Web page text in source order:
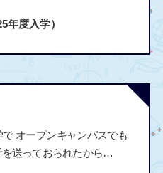
年度入学）
オープンキャンパスでも
送っておられたから…